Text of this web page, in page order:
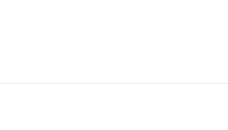
пешеходные тротуары: